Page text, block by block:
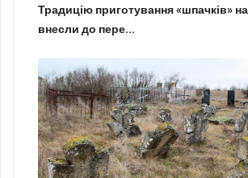
Традицію приготування «шпачків»
внесли до пере...